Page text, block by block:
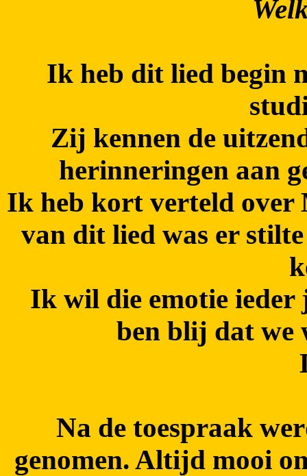
Ik heb dit lied begin
Zij kennen de
herinneringen aan
Ik heb kort verteld over
van dit lied was er
Ik wil die emotie ieder
ben blij dat we
Na de toespraak
genomen. Altijd mooi